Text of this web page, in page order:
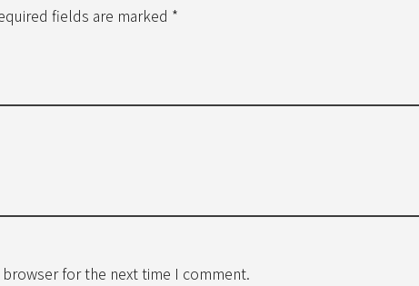
fields are marked *
for the next time I comment.